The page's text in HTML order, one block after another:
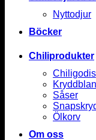
Nyttodjur
Böcker
Chiliprodukter
Chiligodis
Såser
Ölkorv
Om oss